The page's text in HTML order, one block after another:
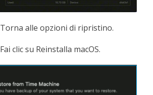
Torna alle opzioni di ripristino.
Fai clic su Reinstalla macOS.